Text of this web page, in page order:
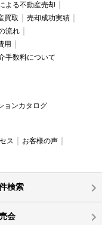
よる不動産売却
買取
売却成功実績
流れ
用
手数料について
ョンカタログ
ス
お客様の声
検索
会